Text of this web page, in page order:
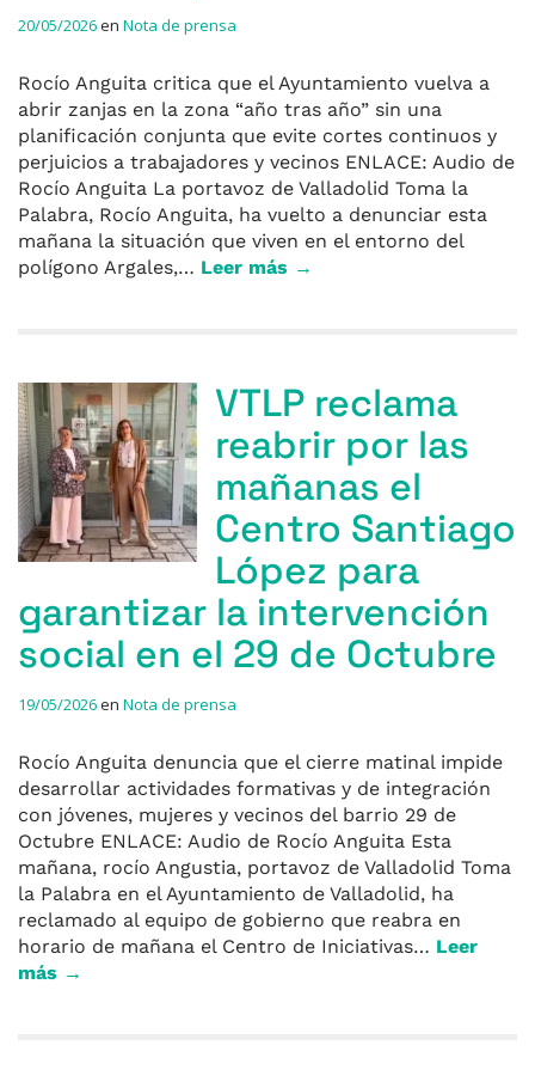
20/05/2026en Nota de prensa
Rocío Anguita critica que el Ayuntamiento vuelva a
abrir zanjas en la zona “año tras año” sin una
planificación conjunta que evite cortes continuos y
perjuicios a trabajadores y vecinos ENLACE: Audio de
Rocío Anguita La portavoz de Valladolid Toma la
Palabra, Rocío Anguita, ha vuelto a denunciar esta
mañana la situación que viven en el entorno del
polígono Argales,… Leer más →
VTLP reclama
reabrir por las
mañanas el
Centro Santiago
López para
garantizar la intervención
social en el 29 de Octubre
19/05/2026en Nota de prensa
Rocío Anguita denuncia que el cierre matinal impide
desarrollar actividades formativas y de integración
con jóvenes, mujeres y vecinos del barrio 29 de
Octubre ENLACE: Audio de Rocío Anguita Esta
mañana, rocío Angustia, portavoz de Valladolid Toma
la Palabra en el Ayuntamiento de Valladolid, ha
reclamado al equipo de gobierno que reabra en
horario de mañana el Centro de Iniciativas… Leer
más →